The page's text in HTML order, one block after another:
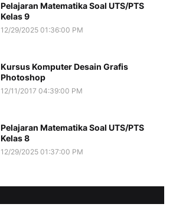
Pelajaran Matematika Soal UTS/PTS
Kelas 9
12/29/2025 01:36:00 PM
Kursus Komputer Desain Grafis
Photoshop
12/11/2017 04:39:00 PM
Pelajaran Matematika Soal UTS/PTS
Kelas 8
12/29/2025 01:37:00 PM